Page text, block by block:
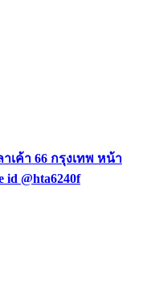
เค้า 66 กรุงเทพ หน้า
id @hta6240f